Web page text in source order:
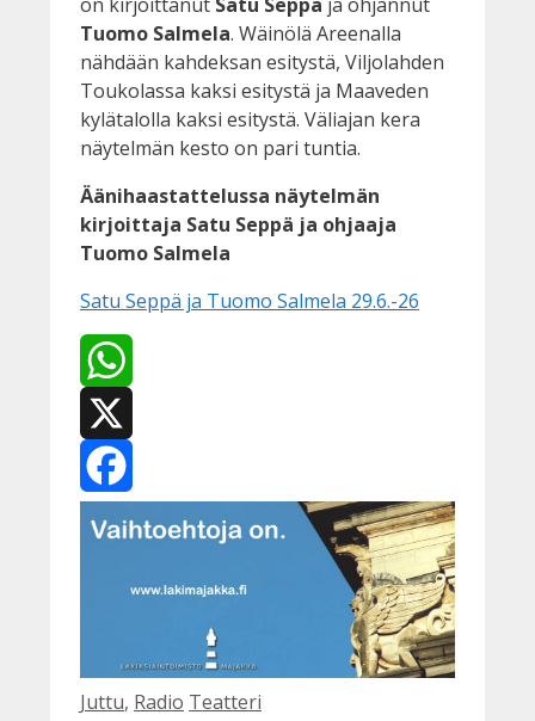
Tuomo Salmela. Wäinölä Areenalla
nähdään kahdeksan esitystä, Viljolahden
Toukolassa kaksi esitystä ja Maaveden
kylätalolla kaksi esitystä. Väliajan kera
näytelmän kesto on pari tuntia.
Äänihaastattelussa näytelmän
kirjoittaja Satu Seppä ja ohjaaja
Tuomo Salmela
Satu Seppä ja Tuomo Salmela 29.6.-26
WhatsApp
X
Facebook
Kategoriat
Juttu, Radio Avainsanat
Teatteri